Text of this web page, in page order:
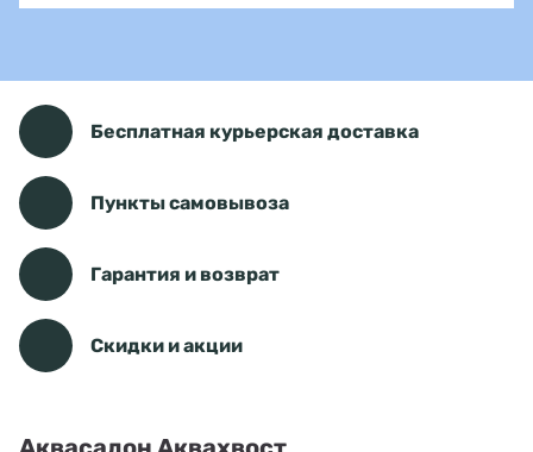
Бесплатная курьерская доставка
Пункты самовывоза
Гарантия и возврат
Скидки и акции